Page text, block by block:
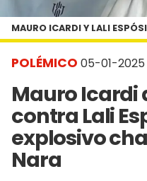
POLÉMICO 05-01-2025
Mauro Icardi
contra Lali
explosivo
Nara
MAURO ICARDI Y LALI